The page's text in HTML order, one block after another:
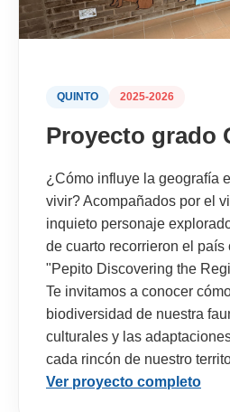
QUINTO 2025-2026
Proyecto grado
¿Cómo influye la geografía
vivir? Acompañados por el
inquieto personaje
de cuarto recorrieron el país
"Pepito Discovering the
Te invitamos a conocer
biodiversidad de nuestra
culturales y las
cada rincón de nuestro
Ver proyecto completo